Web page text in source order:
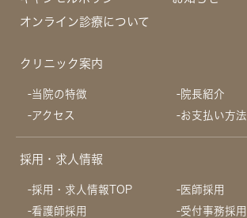
オンライン診療について
クリニック案内
当院の特徴
院長紹介
アクセス
お支払い方法
採用・求人情報
採用・求人情報TOP
医師採用
看護師採用
受付事務採用